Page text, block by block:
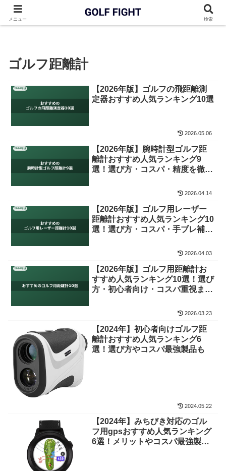
ゴルフ距離計
ゴルフ距離計
【2026年版】ゴルフの飛距離測
定器おすすめ人気ランキング10選
2026.05.06
【2026年版】腕時計型ゴルフ距
離計おすすめ人気ランキング9
選！選び方・コスパ・精度を徹底
2026.04.14
【2026年版】ゴルフ用レーザー
距離計おすすめ人気ランキング10
選！選び方・コスパ・手ブレ補正
2026.04.03
【2026年版】ゴルフ用距離計お
すすめ人気ランキング10選！選び
方・初心者向け・コスパ重視まで
2026.03.23
【2024年】初心者向けゴルフ距
離計おすすめ人気ランキング6
選！選び方やコスパ最強製品も
2024.05.22
【2024年】みちびき対応のゴル
フ用gpsおすすめ人気ランキング
6選！メリットやコスパ最強製品
メニュー 検索